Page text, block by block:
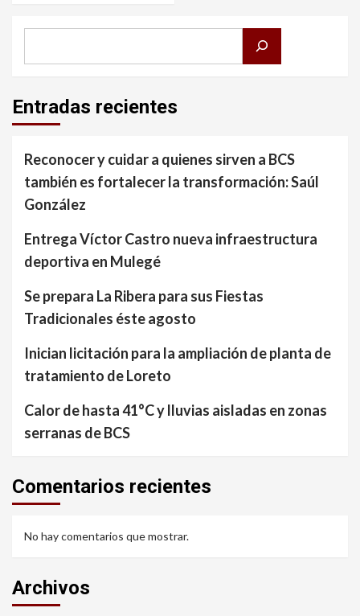
Entradas recientes
Reconocer y cuidar a quienes sirven a BCS
también es fortalecer la transformación: Saúl
González
Entrega Víctor Castro nueva infraestructura
deportiva en Mulegé
Se prepara La Ribera para sus Fiestas
Tradicionales éste agosto
Inician licitación para la ampliación de planta de
tratamiento de Loreto
Calor de hasta 41°C y lluvias aisladas en zonas
serranas de BCS
Comentarios recientes
No hay comentarios que mostrar.
Archivos